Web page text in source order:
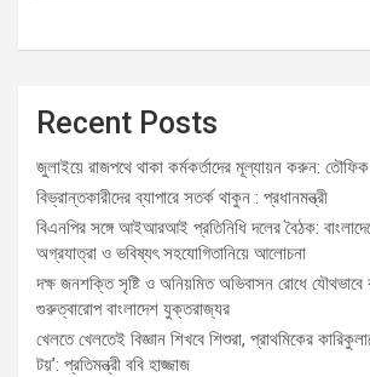
Recent Posts
জুলাইয়ে রাজপথে থাকা কর্মকর্তাদের মূল্যায়ন করুন: তৌফিক
বিভ্রান্তকারীদের ব্যাপারে সতর্ক থাকুন : প্রধানমন্ত্রী
বিএনপির সঙ্গে আইআরআই প্রতিনিধি দলের বৈঠক:
অগ্রযাত্রা ও ভবিষ্যৎ সহযোগিতানিয়ে আলোচনা
দক্ষ জনশক্তি সৃষ্টি ও অনিয়মিত অভিবাসন রোধে
গুরুত্বারোপ বাংলাদেশ যুক্তরাজ্যর
খেলতে খেলতেই বিজ্ঞান শিখবে শিশুরা, প্রাথমিকের
টয়’: প্রতিমন্ত্রী ববি হাজ্জাজ